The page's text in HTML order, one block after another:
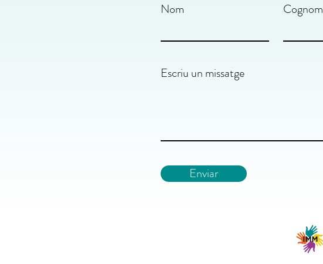
Nom Cognom
Escriu un missatge
Enviar